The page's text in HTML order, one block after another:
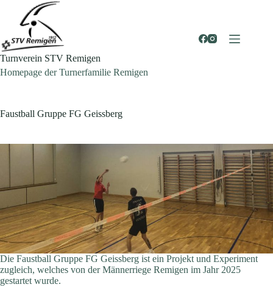
springen
Turnverein STV Remigen
Homepage der Turnerfamilie Remigen
Faustball Gruppe FG Geissberg
Die Faustball Gruppe FG Geissberg ist ein Projekt und Experiment
zugleich, welches von der Männerriege Remigen im Jahr 2025
gestartet wurde.